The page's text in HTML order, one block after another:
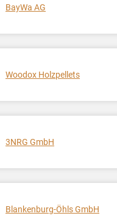
BayWa AG
Woodox Holzpellets
3NRG GmbH
Blankenburg-Öhls GmbH